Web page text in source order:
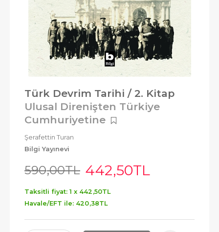
Türk Devrim Tarihi / 2. Kitap
Ulusal Direnişten Türkiye
Cumhuriyetine
Şerafettin Turan
Bilgi Yayınevi
590,00TL 442,50TL
Taksitli fiyat: 1 x 442 ,50TL
Havale/EFT ile: 420,38TL